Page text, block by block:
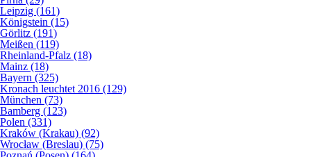
Leipzig (161)
Königstein (15)
Görlitz (191)
Meißen (119)
Rheinland-Pfalz (18)
Mainz (18)
Bayern (325)
Kronach leuchtet 2016 (129)
München (73)
Bamberg (123)
Polen (331)
Kraków (Krakau) (92)
Wrocław (Breslau) (75)